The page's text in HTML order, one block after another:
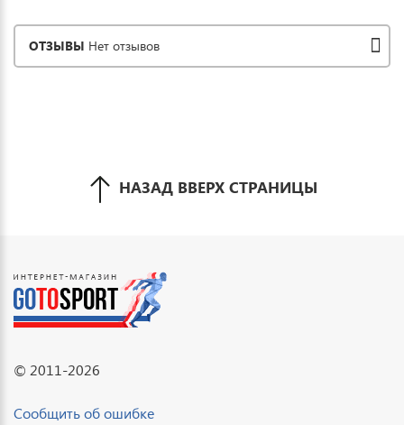
ОТЗЫВЫ Нет отзывов
НАЗАД ВВЕРХ СТРАНИЦЫ
© 2011-2026
Сообщить об ошибке